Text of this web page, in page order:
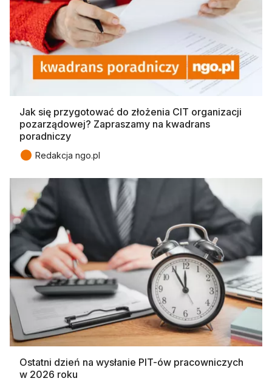
Jak się przygotować do złożenia CIT organizacji
pozarządowej? Zapraszamy na kwadrans
poradniczy
● Redakcja ngo.pl
Ostatni dzień na wysłanie PIT-ów pracowniczych
w 2026 roku